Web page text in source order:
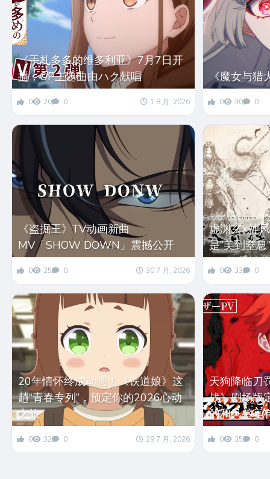
《手札多多的维多利亚》7月7日开
播，OP主题曲由ハク献唱
0 20 0 1 8 月, 2026
《魔女与猎
0 30 0
《盗掘王》TV动画新曲
MV「SHOW DOWN」震撼公开
0 25 0 30 7 月, 2026
虚渊玄×神
是“美到窒息
0 33 0
20年情怀终成动画！《铁道娘》这
趟“青春专列”，预定你的2026心动
之旅
0 32 0 29 7 月, 2026
天狗降临刀
战》剧场版
的和风盛宴
0 35 0